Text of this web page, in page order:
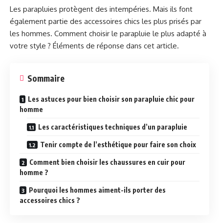
Les parapluies protègent des intempéries. Mais ils font
également partie des accessoires chics les plus prisés par
les hommes. Comment choisir le parapluie le plus adapté à
votre style ? Éléments de réponse dans cet article.
Sommaire
Les astuces pour bien choisir son parapluie chic pour
homme
Les caractéristiques techniques d’un parapluie
Tenir compte de l’esthétique pour faire son choix
Comment bien choisir les chaussures en cuir pour
homme ?
Pourquoi les hommes aiment-ils porter des
accessoires chics ?